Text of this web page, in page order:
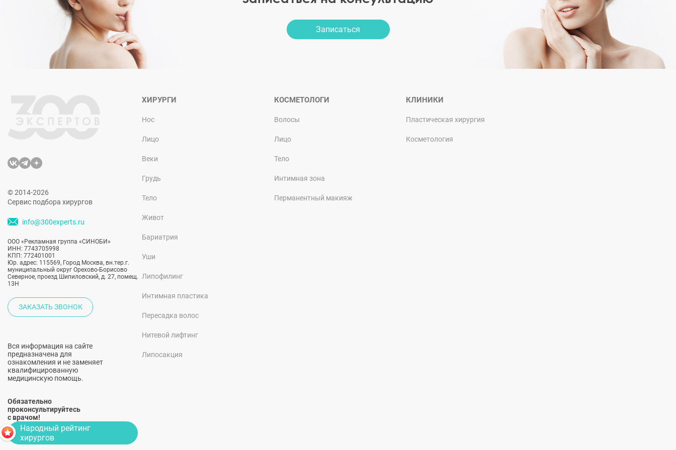
Записаться
© 2014-2026
Сервис подбора хирургов
info@300experts.ru
ООО «Рекламная группа «СИНОБИ»
ИНН: 7743705998
КПП: 772401001
Юр. адрес: 115569, Город Москва, вн.тер.г.
муниципальный округ Орехово-Борисово
Северное, проезд Шипиловский, д. 27, помещ.
13Н
ЗАКАЗАТЬ ЗВОНОК
Вся информация на сайте
предназначена для
ознакомления и не заменяет
квалифицированную
медицинскую помощь.
Обязательно
проконсультируйтесь
с врачом!
ХИРУРГИ
Нос
Лицо
Веки
Грудь
Тело
Живот
Бариатрия
Уши
Липофилинг
Интимная пластика
Пересадка волос
Нитевой лифтинг
Липосакция
КОСМЕТОЛОГИ
Волосы
Лицо
Тело
Интимная зона
Перманентный макияж
КЛИНИКИ
Пластическая хирургия
Косметология
Народный рейтинг
хирургов